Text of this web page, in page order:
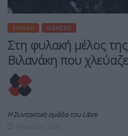
ΕΛΛΆΔΑ ΕΙΔΉΣΕΙΣ
Στη φυλακή μέλος της
Βιλανάκη που
Η Συντακτική ομάδα του Libre